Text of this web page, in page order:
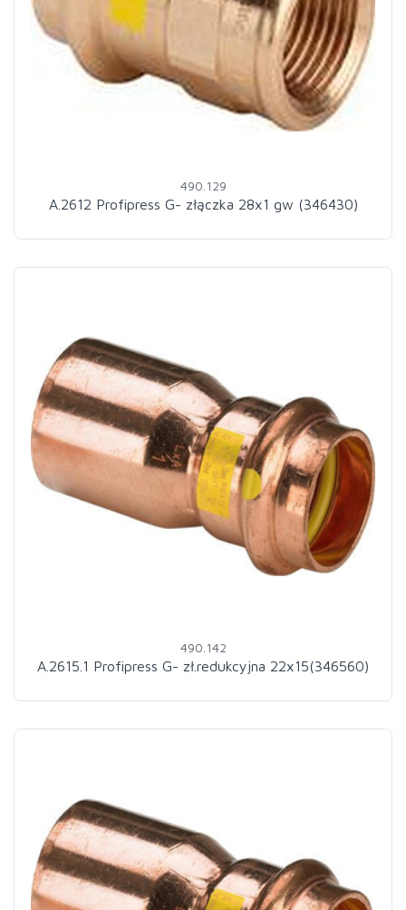
490.129
A.2612 Profipress G- złączka 28x1 gw (346430)
490.142
A.2615.1 Profipress G- zł.redukcyjna 22x15(346560)